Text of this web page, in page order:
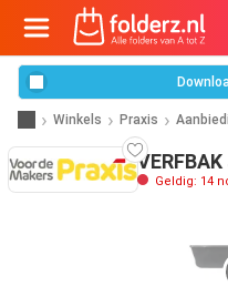
Winkels Praxis
Geldig: 14